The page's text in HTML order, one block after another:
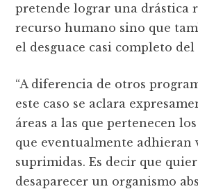
pretende lograr una drástica
recurso humano sino que
el desguace casi completo del
“A diferencia de otros
este caso se aclara
áreas a las que pertenecen
que eventualmente adhieran
suprimidas. Es decir que
desaparecer un organismo